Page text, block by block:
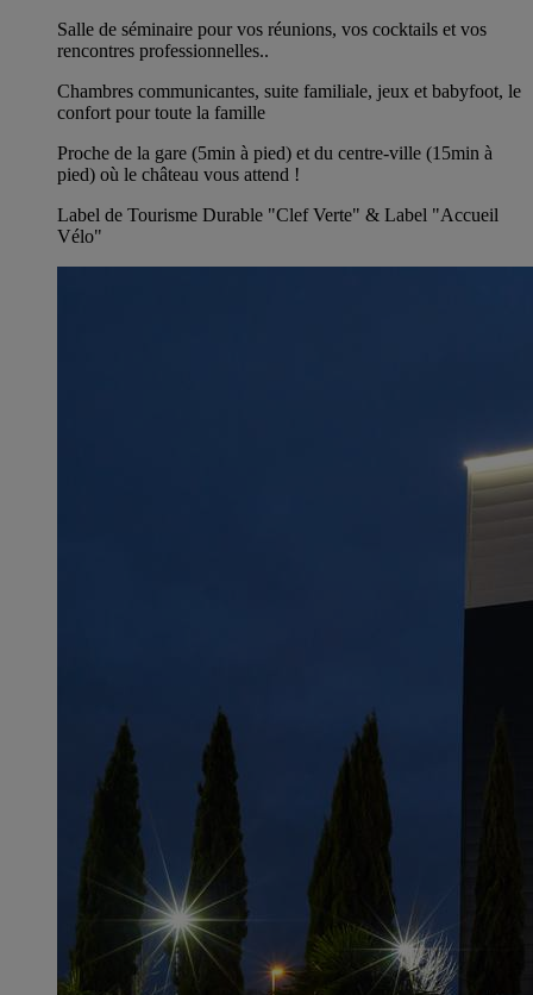
Salle de séminaire pour vos réunions, vos cocktails et vos
rencontres professionnelles..
Chambres communicantes, suite familiale, jeux et babyfoot, le
confort pour toute la famille
Proche de la gare (5min à pied) et du centre-ville (15min à
pied) où le château vous attend !
Label de Tourisme Durable "Clef Verte" & Label "Accueil
Vélo"